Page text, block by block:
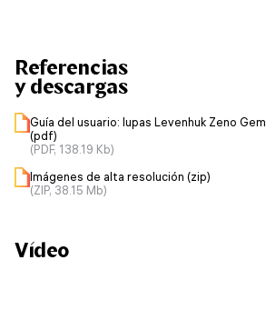
Referencias
y descargas
Guía del usuario: lupas Levenhuk Zeno Gem
(pdf)
(PDF, 138.19 Kb)
Imágenes de alta resolución (zip)
(ZIP, 38.15 Mb)
Vídeo